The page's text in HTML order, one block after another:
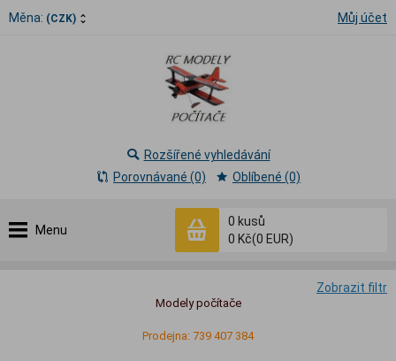
Měna: (CZK) Můj účet
Menu
0 kusů
0 Kč(0 EUR)
Rozšířené vyhledávání
Porovnávané (0)
Oblíbené (0)
Zobrazit filtr
Modely počítače
Prodejna: 739 407 384